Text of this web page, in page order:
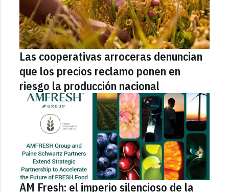
Las cooperativas arroceras denuncian
que los precios reclamo ponen en
riesgo la producción nacional
AM Fresh: el imperio silencioso de la